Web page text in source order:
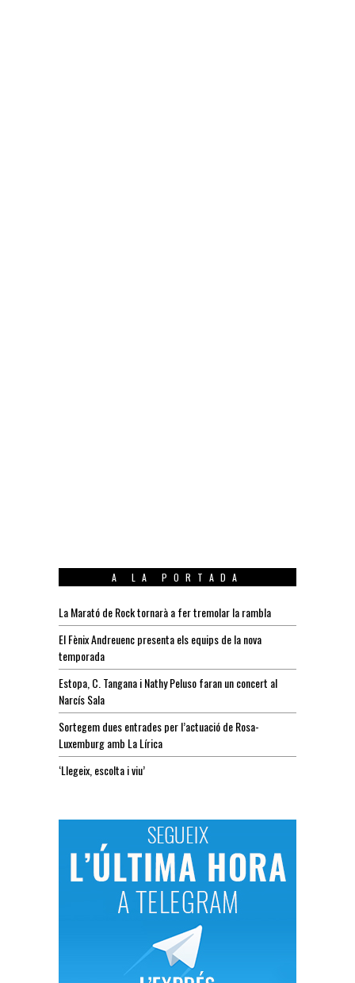
A LA PORTADA
La Marató de Rock tornarà a fer tremolar la rambla
El Fènix Andreuenc presenta els equips de la nova
temporada
Estopa, C. Tangana i Nathy Peluso faran un concert al
Narcís Sala
Sortegem dues entrades per l’actuació de Rosa-
Luxemburg amb La Lírica
‘Llegeix, escolta i viu’